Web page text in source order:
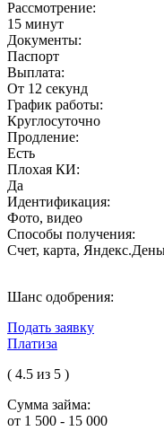
Рассмотрение:
15 минут
Документы:
Паспорт
Выплата:
От 12 секунд
График работы:
Круглосуточно
Продление:
Есть
Плохая КИ:
Да
Идентификация:
Фото, видео
Способы получения:
Счет, карта,
Шанс одобрения:
Подать заявку
Платиза
( 4.5 из 5 )
Сумма займа:
от 1 500 - 15 000